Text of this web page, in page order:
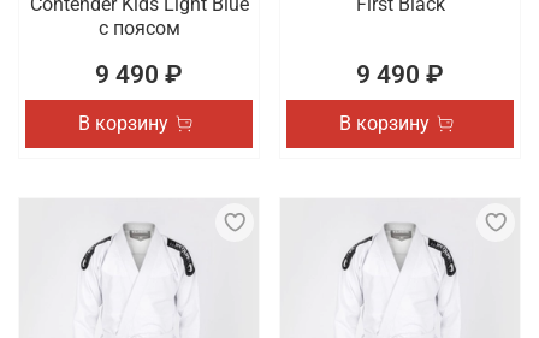
с поясом
9 490 ₽
В корзину
9 490 ₽
В корзину